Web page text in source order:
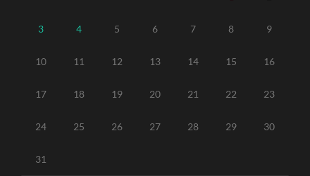
3 4 5 6 7 8 9
10 11 12 13 14 15 16
17 18 19 20 21 22 23
24 25 26 27 28 29 30
31